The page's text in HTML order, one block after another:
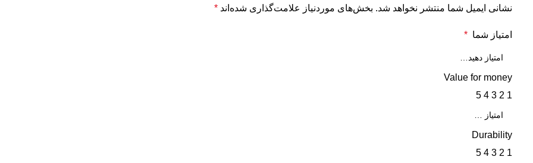
نشانی ایمیل شما منتشر نخواهد شد. بخش‌های موردنیاز علامت‌گذاری شده‌اند *
امتیاز شما *
Value for money
1
2
3
4
5
Durability
1
2
3
4
5